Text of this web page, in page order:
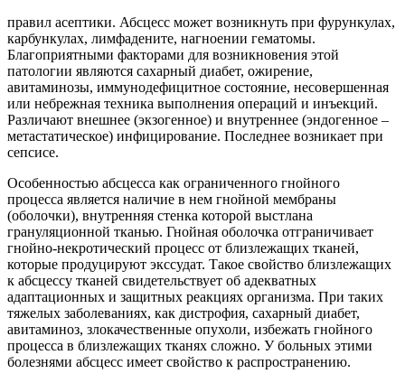
правил асептики. Абсцесс может возникнуть при фурункулах,
карбункулах, лимфадените, нагноении гематомы.
Благоприятными факторами для возникновения этой
патологии являются сахарный диабет, ожирение,
авитаминозы, иммунодефицитное состояние, несовершенная
или небрежная техника выполнения операций и инъекций.
Различают внешнее (экзогенное) и внутреннее (эндогенное –
метастатическое) инфицирование. Последнее возникает при
сепсисе.
Особенностью абсцесса как ограниченного гнойного
процесса является наличие в нем гнойной мембраны
(оболочки), внутренняя стенка которой выстлана
грануляционной тканью. Гнойная оболочка отграничивает
гнойно-некротический процесс от близлежащих тканей,
которые продуцируют экссудат. Такое свойство близлежащих
к абсцессу тканей свидетельствует об адекватных
адаптационных и защитных реакциях организма. При таких
тяжелых заболеваниях, как дистрофия, сахарный диабет,
авитаминоз, злокачественные опухоли, избежать гнойного
процесса в близлежащих тканях сложно. У больных этими
болезнями абсцесс имеет свойство к распространению.